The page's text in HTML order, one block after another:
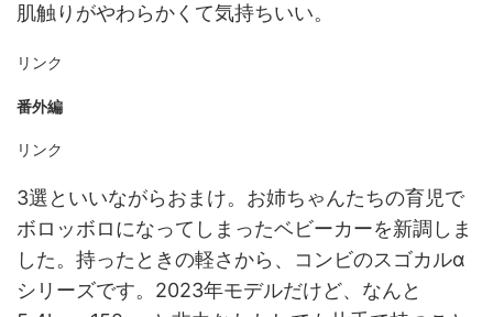
肌触りがやわらかくて気持ちいい。
リンク
番外編
リンク
3選といいながらおまけ。お姉ちゃんたちの育児で
ボロッボロになってしまったベビーカーを新調しま
した。持ったときの軽さから、コンビのスゴカルα
シリーズです。2023年モデルだけど、なんと